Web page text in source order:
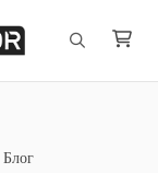
Блог